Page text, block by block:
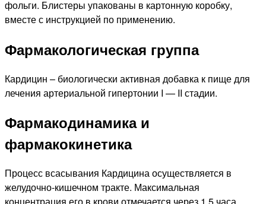
фольги. Блистеры упакованы в картонную коробку,
вместе с инструкцией по применению.
Фармакологическая группа
Кардицин – биологически активная добавка к пище для
лечения артериальной гипертонии I — II стадии.
Фармакодинамика и
фармакокинетика
Процесс всасывания Кардицина осуществляется в
желудочно-кишечном тракте. Максимальная